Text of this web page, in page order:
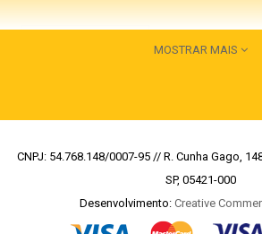
MOSTRAR MAIS
CNPJ: 54.768.148/0007-95 // R. Cunha Gago,
SP, 05421-000
Desenvolvimento: Creative